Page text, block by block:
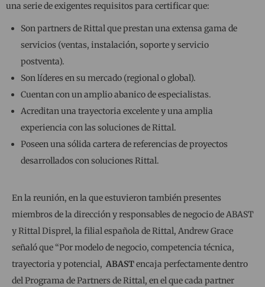
una serie de exigentes requisitos para certificar que:
Son partners de Rittal que prestan una extensa gama de
servicios (ventas, instalación, soporte y servicio
postventa).
Son líderes en su mercado (regional o global).
Cuentan con un amplio abanico de especialistas.
Acreditan una trayectoria excelente y una amplia
experiencia con las soluciones de Rittal.
Poseen una sólida cartera de referencias de proyectos
desarrollados con soluciones Rittal.
En la reunión, en la que estuvieron también presentes
miembros de la dirección y responsables de negocio de ABAST
y Rittal Disprel, la filial española de Rittal, Andrew Grace
señaló que “Por modelo de negocio, competencia técnica,
trayectoria y potencial, ABASTencaja perfectamente dentro
del Programa de Partners de Rittal, en el que cada partner